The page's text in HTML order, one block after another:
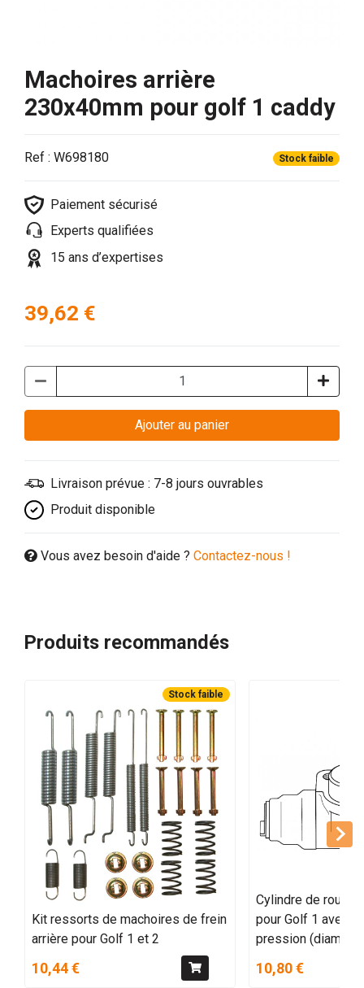
Machoires arrière
230x40mm pour golf 1 caddy
Ref : W698180 Stock faible
Paiement sécurisé
Experts qualifiées
15 ans d’expertises
39,62 €
Ajouter au panier
Livraison prévue : 7-8 jours ouvrables
Produit disponible
Vous avez besoin d'aide ? Contactez-nous !
Produits recommandés
Stock faible
Kit ressorts de machoires de frein
arrière pour Golf 1 et 2
10,44 €
Cylindre de roue
pour Golf 1 avec
pression (diam.
10,80 €